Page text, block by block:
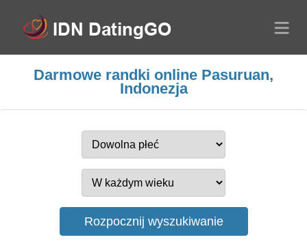
Darmowe randki online Pasuruan,
Indonezja